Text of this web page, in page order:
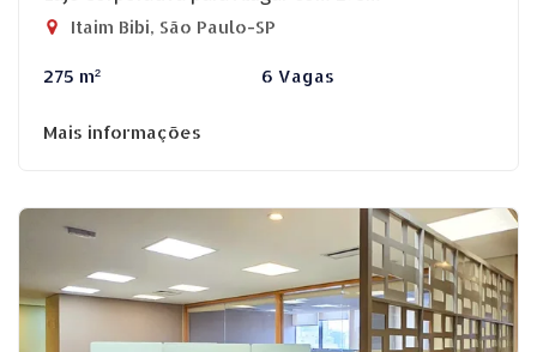
Itaim Bibi, São Paulo-SP
275 m² 6 Vagas
Mais informações